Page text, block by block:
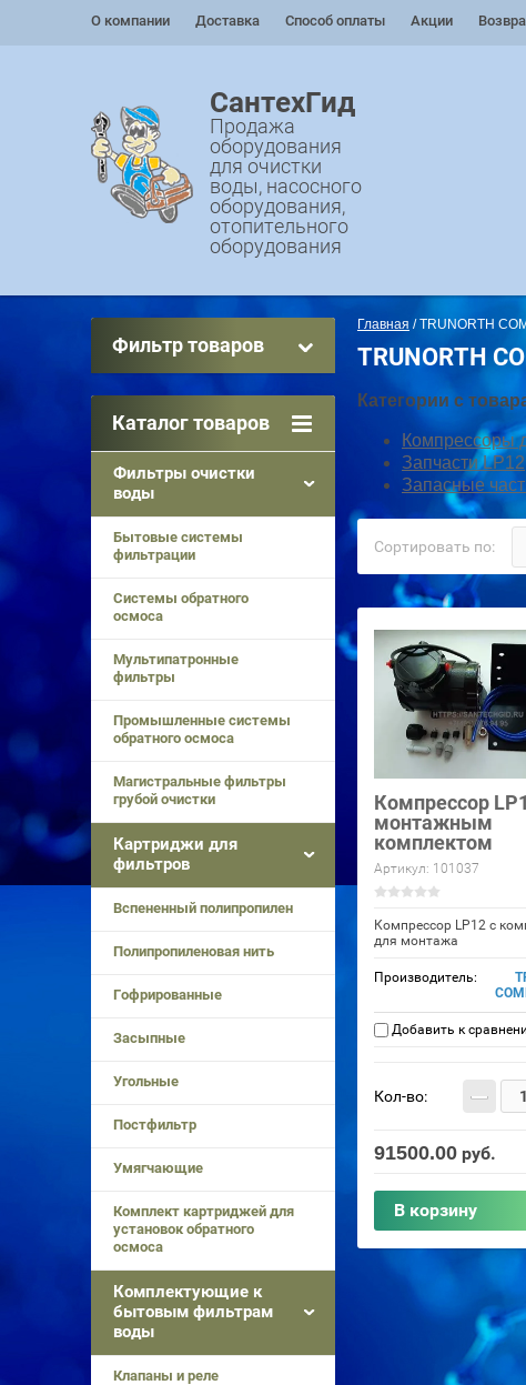
О компании Доставка Способ оплаты Акции
СантехГид
Продажа
оборудования
для очистки
воды, насосного
оборудования,
отопительного
оборудования
Фильтр товаров
Каталог товаров
Фильтры очистки
воды
Бытовые системы
фильтрации
Системы обратного
осмоса
Мультипатронные
фильтры
Промышленные системы
обратного осмоса
Магистральные фильтры
грубой очистки
Картриджи для
фильтров
Вспененный полипропилен
Полипропиленовая нить
Гофрированные
Засыпные
Угольные
Постфильтр
Умягчающие
Комплект картриджей для
установок обратного
осмоса
Комплектующие к
бытовым фильтрам
воды
Клапаны и реле
Главная / TRUNORTH
TRUNORTH
Категории с
Компрессоры
Запчасти LP12
Запасные
Сортировать по:
Компрессор
монтажным
комплектом
Артикул: 101037
Компрессор LP12 с
для монтажа
Производитель:
Добавить к
Кол-во: −
91500.00 руб.
В корзину